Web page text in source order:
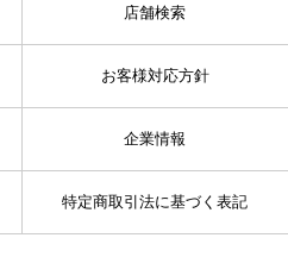
店舗検索
お客様対応方針
企業情報
特定商取引法に基づく表記